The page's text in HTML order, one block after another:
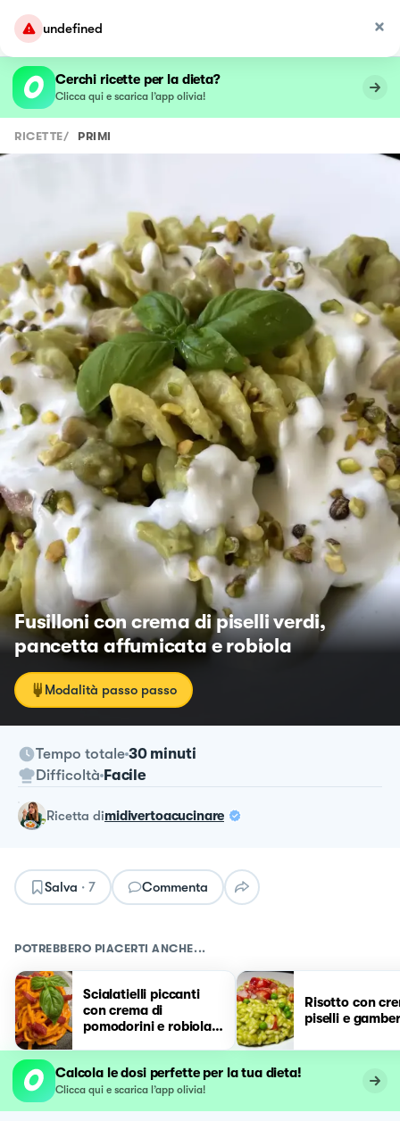
undefined
Cerchi ricette per la dieta?
Clicca qui e scarica l’app olivia!
RICETTE/ PRIMI
Fusilloni con crema di piselli verdi,
pancetta affumicata e robiola
Modalità passo passo
Tempo totale 30 minuti
Difficoltà Facile
ricetta dimidivertoacucinare
Salva · 7 Commenta
POTREBBERO PIACERTI ANCHE...
Scialatielli piccanti
con crema di
pomodorini e robiola
Risotto con
piselli e
Calcola le dosi perfette per la tua dieta!
Clicca qui e scarica l’app olivia!